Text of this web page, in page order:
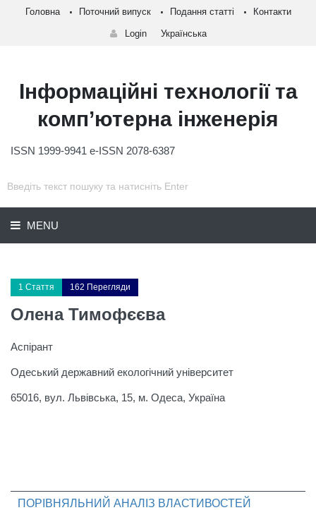
Головна Поточний випуск Подання статті Контакти
Login Українська
Інформаційні технології та
комп’ютерна інженерія
ISSN 1999-9941 e-ISSN 2078-6387
MENU
1 Стаття 162 Перегляди
Олена Тимофєєва
Аспірант
Одеський державний екологічний університет
65016, вул. Львівська, 15, м. Одеса, Україна
ПОРІВНЯЛЬНИЙ АНАЛІЗ ВЛАСТИВОСТЕЙ